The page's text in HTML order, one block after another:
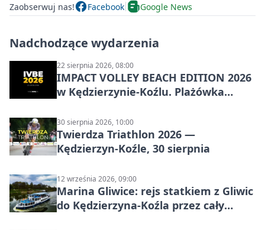
Zaobserwuj nas! Facebook Google News
Nadchodzące wydarzenia
22 sierpnia 2026, 08:00
IMPACT VOLLEY BEACH EDITION 2026
w Kędzierzynie-Koźlu. Plażówka
30 sierpnia 2026, 10:00
Twierdza Triathlon 2026 —
Kędzierzyn-Koźle, 30 sierpnia
12 września 2026, 09:00
Marina Gliwice: rejs statkiem z Gliwic
do Kędzierzyna-Koźla przez cały